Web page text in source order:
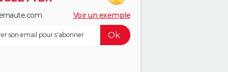
Voir un exemple